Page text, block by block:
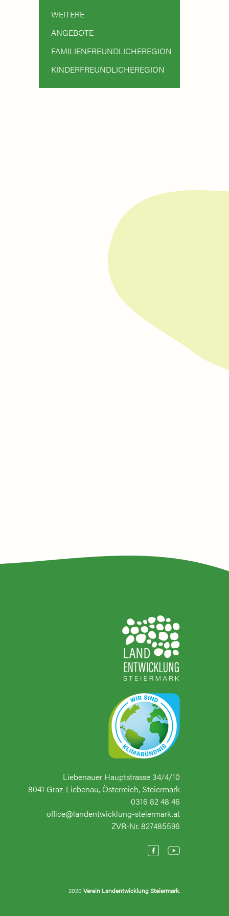
WEITERE
ANGEBOTE
FAMILIENFREUNDLICHEREGION
KINDERFREUNDLICHEREGION
Liebenauer Hauptstrasse 34/4/10
8041 Graz-Liebenau, Österreich, Steiermark
0316 82 48 46
office@landentwicklung-steiermark.at
ZVR-Nr. 827485596
2020 Verein Landentwicklung Steiermark.